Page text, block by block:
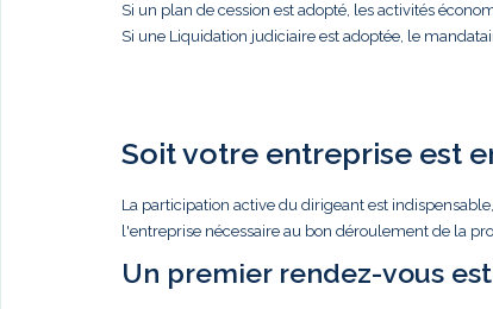
Si un plan de cession est adopté, les activités
Si une Liquidation judiciaire est adoptée, le
Soit votre entreprise est
La participation active du dirigeant est
l'entreprise nécessaire au bon déroulement de la
Un premier rendez-vous